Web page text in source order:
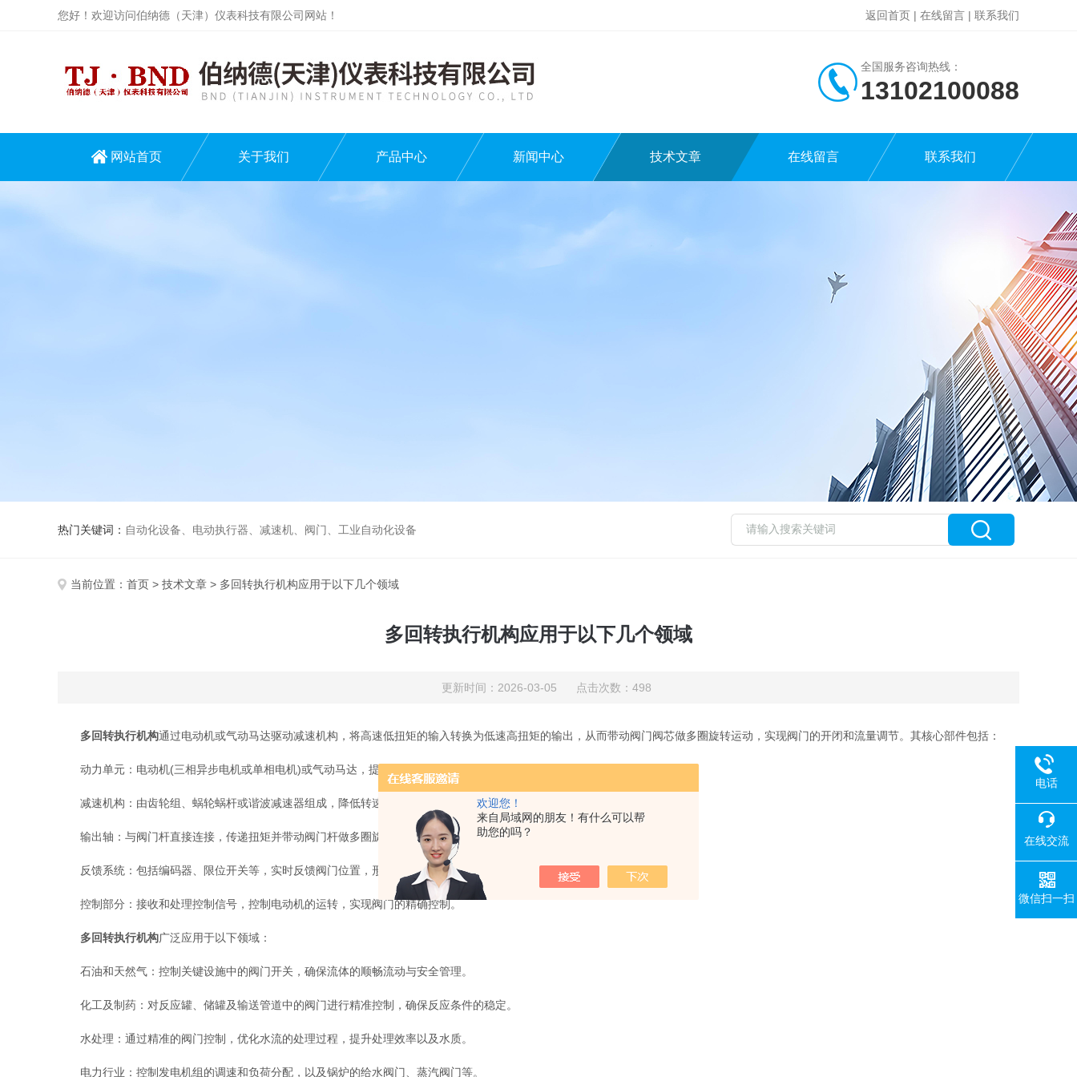
欢迎您！
来自局域网的朋友！有什么可以帮
助您的吗？
您好！欢迎访问伯纳德（天津）仪表科技有限公司网站！ 返回首页 | 在线留言 | 联系我们
全国服务咨询热线：
13102100088
网站首页 关于我们 产品中心 新闻中心 技术文章 在线留言 联系我们
热门关键词： 自动化设备、电动执行器、减速机、阀门、工业自动化设备
当前位置： 首页 > 技术文章 > 多回转执行机构应用于以下几个领域
多回转执行机构应用于以下几个领域
更新时间：2026-03-05 点击次数：498
多回转执行机构通过电动机或气动马达驱动减速机构，将高速低扭矩的输入转换为低速高扭矩的输出，从而带动阀门阀芯做多圈旋转运动，实现阀门的开闭和流量调节。其核心部件包括：
动力单元：电动机(三相异步电机或单相电机)或气动马达，提供旋转动力。
减速机构：由齿轮组、蜗轮蜗杆或谐波减速器组成，降低转速并增大输出扭矩。
输出轴：与阀门杆直接连接，传递扭矩并带动阀门杆做多圈旋转。
反馈系统：包括编码器、限位开关等，实时反馈阀门位置，形成闭环控制。
控制部分：接收和处理控制信号，控制电动机的运转，实现阀门的精确控制。
多回转执行机构广泛应用于以下领域：
石油和天然气：控制关键设施中的阀门开关，确保流体的顺畅流动与安全管理。
化工及制药：对反应罐、储罐及输送管道中的阀门进行精准控制，确保反应条件的稳定。
水处理：通过精准的阀门控制，优化水流的处理过程，提升处理效率以及水质。
电力行业：控制发电机组的调速和负荷分配，以及锅炉的给水阀门、蒸汽阀门等。
电话
在线交流
微信扫一扫